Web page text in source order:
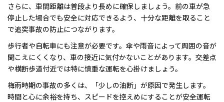
さらに、車間距離は普段より長めに確保しましょう。前の車が急
停止した場合でも安全に対応できるよう、十分な距離を取ること
で追突事故の防止につながります。
歩行者や自転車にも注意が必要です。傘や雨音によって周囲の音が
聞こえにくくなり、車の接近に気付かないことがあります。交差点
や横断歩道付近では特に慎重な運転を心掛けましょう。
梅雨時期の事故の多くは、「少しの油断」が原因で発生します。
時間と心に余裕を持ち、スピードを控えめにすることが安全運転